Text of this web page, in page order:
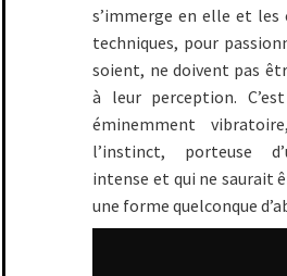
s’immerge en elle et les
techniques, pour
soient, ne doivent pas
à leur perception.
éminemment
l’instinct, porteuse
intense et qui ne saurait
une forme quelconque